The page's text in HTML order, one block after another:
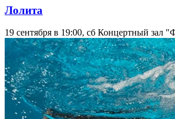
Лолита
19 сентября в 19:00, сб Концертный зал